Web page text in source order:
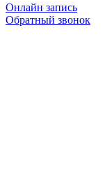
Онлайн запись
Обратный звонок